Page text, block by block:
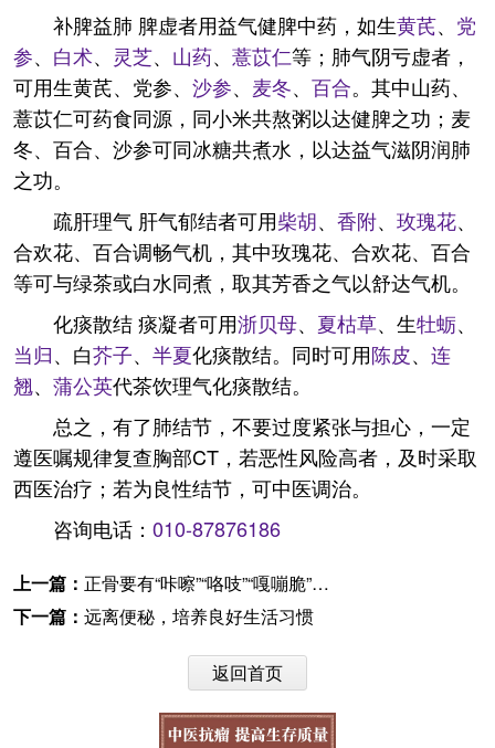
补脾益肺 脾虚者用益气健脾中药，如生黄芪、 党
参、 白术、 灵芝、 山药、 薏苡仁等；肺气阴亏虚者，
可用生黄芪、党参、 沙参、 麦冬、 百合。其中山药、
薏苡仁可药食同源，同小米共熬粥以达健脾之功；麦
冬、百合、沙参可同冰糖共煮水，以达益气滋阴润肺
之功。
疏肝理气 肝气郁结者可用柴胡、 香附、 玫瑰花、
合欢花、百合调畅气机，其中玫瑰花、合欢花、百合
等可与绿茶或白水同煮，取其芳香之气以舒达气机。
化痰散结 痰凝者可用浙贝母、 夏枯草、生牡蛎、
当归、白芥子、 半夏化痰散结。同时可用陈皮、 连
翘、 蒲公英代茶饮理气化痰散结。
总之，有了肺结节，不要过度紧张与担心，一定
遵医嘱规律复查胸部CT，若恶性风险高者，及时采取
西医治疗；若为良性结节，可中医调治。
咨询电话： 010-87876186
上一篇： 正骨要有“咔嚓”“咯吱”“嘎嘣脆”的响声才算正骨吗？
下一篇： 远离便秘，培养良好生活习惯
返回首页